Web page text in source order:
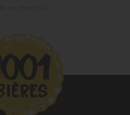
De Bière
À Composer
Bières